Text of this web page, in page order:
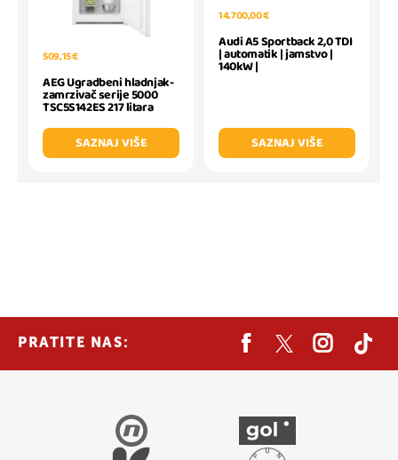
509,15 €
AEG Ugradbeni hladnjak-
zamrzivač serije 5000
TSC5S142ES 217 litara
SAZNAJ VIŠE
14.700,00 €
Audi A5 Sportback 2,0 TDI
| automatik | jamstvo |
140kW |
SAZNAJ VIŠE
PRATITE NAS: